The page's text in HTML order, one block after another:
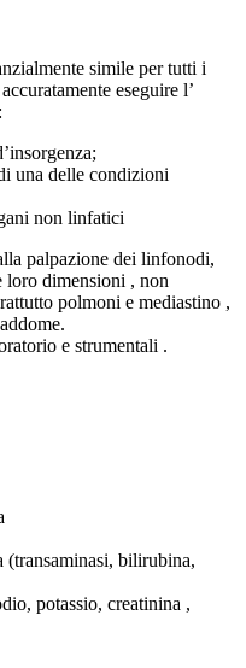
simile per tutti i
eseguire l’
una delle condizioni
non linfatici
palpazione dei linfonodi,
loro dimensioni , non
polmoni e mediastino ,
e strumentali .
(transaminasi, bilirubina,
potassio, creatinina ,